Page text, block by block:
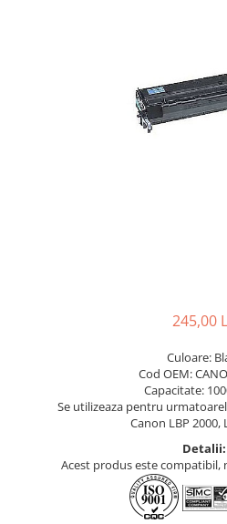
245,00
Culoare:
Cod OEM:
Capacitate:
Se utilizeaza pentru
Canon LBP 2000,
Detalii:
Acest produs este compatibil,